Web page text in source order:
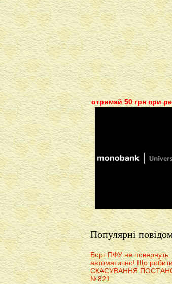
отримай 50 грн при
Популярні
Борг ПФУ не повернуть
автоматично! Що
СКАСУВАННЯ
№821